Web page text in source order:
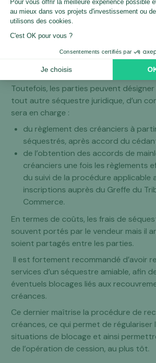
du fonds de commerce digital. En
désignent l’avocat du vendeur comme
juridique amiable.
Celui-ci aura la mission d’encaisser le
un sous-compte CARPA, puis de
profit du vendeur à la fin de sa
Toutefois, les parties peuvent
tout autre séquestre juridique, d’un
sera en charge :
du règlement des créanciers à
séquestrés, après accord du
de l’obtention des accords de
créanciers une fois les règlements
du suivi de la procédure applicable
inscriptions auprès du Greffe du
Commerce.
En termes de coûts, les frais de
souvent portés par le vendeur mais il
soient partagés entre les parties.
Il est fortement recommandé d’avoir
services d’un séquestre amiable, afin
éventuels blocages liés aux
créances.
Ce dernier maîtrise la procédure de
créances, ce qui permet de régulariser
situations de blocage et ainsi
de l’opération de cession, au plus tôt.